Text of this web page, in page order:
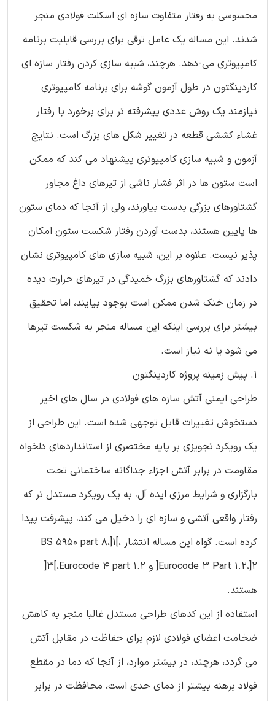
محسوسی به رفتار متفاوت سازه ای اسکلت فولادی منجر
شدند. این مساله یک عامل ترقی برای بررسی قابلیت برنامه
کامپیوتری می-دهد. هرچند، شبیه سازی کردن رفتار سازه ای
کاردینگتون در طول آزمون گوشه برای برنامه کامپیوتری
نیازمند یک روش عددی پیشرفته تر برای برخورد با رفتار
غشاء کششی قطعه در تغییر شکل های بزرگ است. نتایج
آزمون و شبیه سازی کامپیوتری پیشنهاد می کند که ممکن
است ستون ها در اثر فشار ناشی از تیرهای داغ مجاور
گشتاورهای بزرگی بدست بیاورند، ولی از آنجا که دمای ستون
ها پایین هستند، بدست آوردن رفتار شکست ستون امکان
پذیر نیست. علاوه بر این، شبیه سازی های کامپیوتری نشان
دادند که گشتاورهای بزرگ خمیدگی در تیرهای حرارت دیده
در زمان خنک شدن ممکن است بوجود بیایند، اما تحقیق
بیشتر برای بررسی اینکه این مساله منجر به شکست تیرها
می شود یا نه نیاز است.
1. پیش زمینه پروژه کاردینگتون
طراحی ایمنی آتش سازه های فولادی در سال های اخیر
دستخوش تغییرات قابل توجهی شده است. این طراحی از
یک رویکرد تجویزی بر پایه مختصری از استانداردهای دلخواه
مقاومت در برابر آتش اجزاء جداگانه ساختمانی تحت
بارگزاری و شرایط مرزی ایده آل، به یک رویکرد مستدل تر که
رفتار واقعی آتشی و سازه ای را دخیل می کند، پیشرفت پیدا
کرده است. گواه این مساله انتشار BS 5950 part 8،]1[،
Eurocode 3 Part 1.2،]2[ و Eurocode 4 part 1.2،]3[
هستند.
استفاده از این کدهای طراحی مستدل غالبا منجر به کاهش
ضخامت اعضای فولادی لازم برای حفاظت در مقابل آتش
می گردد، هرچند، در بیشتر موارد، از آنجا که دما در مقطع
فولاد برهنه بیشتر از دمای حدی است، محافظت در برابر